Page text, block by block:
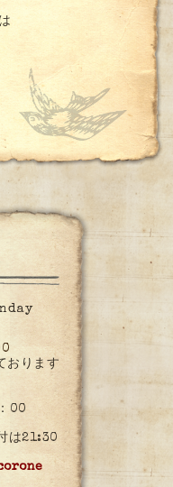
おります
00
は21:30